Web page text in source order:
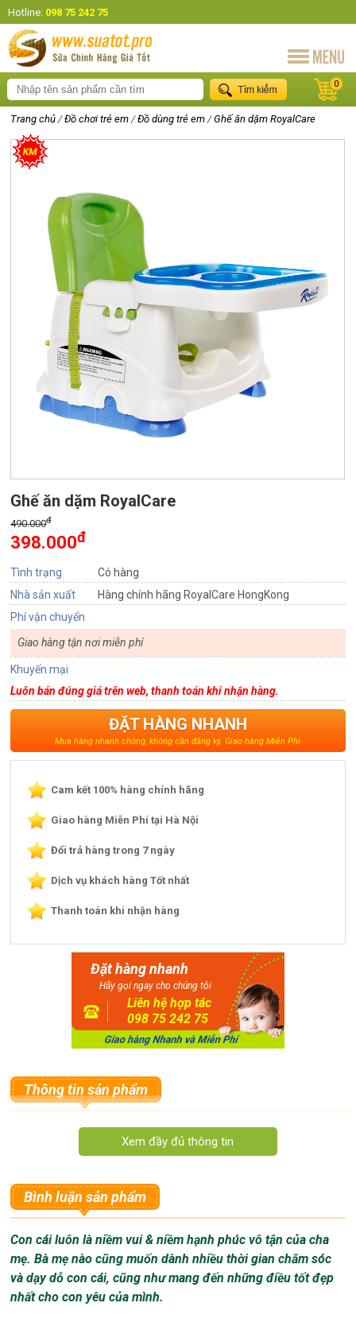
Hotline: 098 75 242 75
0
Trang chủ / Đồ chơi trẻ em / Đồ dùng trẻ em / Ghế ăn dặm RoyalCare
Ghế ăn dặm RoyalCare
490.000đ
398.000đ
Tình trạng
Có hàng
Nhà sản xuất
Hàng chính hãng RoyalCare HongKong
Phí vận chuyển
Giao hàng tận nơi miễn phí
Khuyến mại
Luôn bán đúng giá trên web, thanh toán khi nhận hàng.
ĐẶT HÀNG NHANH
Mua hàng nhanh chóng, không cần đăng ký. Giao hàng Miễn Phí
Cam kết 100% hàng chính hãng
Giao hàng Miễn Phí tại Hà Nội
Đổi trả hàng trong 7 ngày
Dịch vụ khách hàng Tốt nhất
Thanh toán khi nhận hàng
Đặt hàng nhanh
Hãy gọi ngay cho chúng tôi
Liên hệ hợp tác
098 75 242 75
Thông tin sản phẩm
Tham khảo thêm:Ghế ăn dặm trẻ em RoyalCare có
khay đồ chơi.498k
Những chi tiết nổi bật của sản phẩm:
Ghế ăn bột trẻ em Royalcare được làm từ chất
liệu nhựa an toàn, bền theo thời gian.
Độ chịu lực và độ ma sát cao hơn.
Với bàn ăn rộng, tiện dụng cho bé có thể ngồi ăn
Bình luận sản phẩm
Con cái luôn là niềm vui & niềm hạnh phúc vô tận của cha
mẹ. Bà mẹ nào cũng muốn dành nhiều thời gian chăm sóc
và dạy dỗ con cái, cũng như mang đến những điều tốt đẹp
nhất cho con yêu của mình.